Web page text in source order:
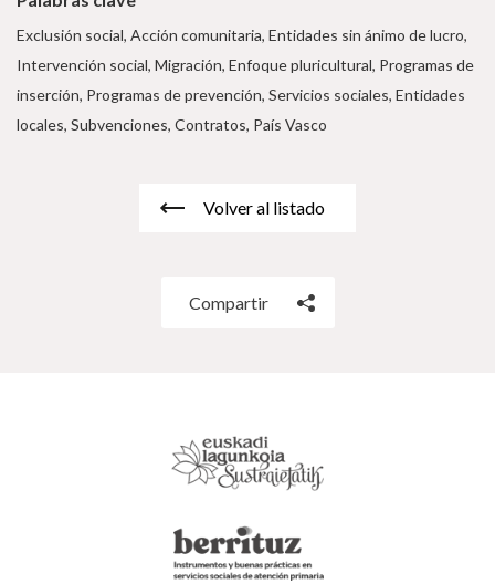
Exclusión social, Acción comunitaria, Entidades sin ánimo de lucro,
Intervención social, Migración, Enfoque pluricultural, Programas de
inserción, Programas de prevención, Servicios sociales, Entidades
locales, Subvenciones, Contratos, País Vasco
Volver al listado
Compartir